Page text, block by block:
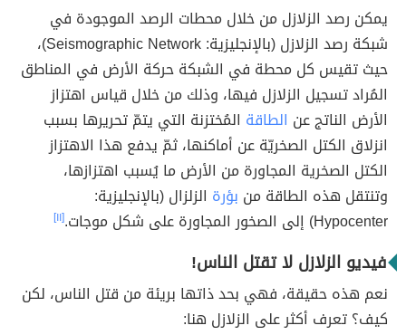
يمكن رصد الزلازل من خلال محطات الرصد الموجودة في
شبكة رصد الزلازل (بالإنجليزية: Seismographic Network)،
حيث تقيس كل محطة في الشبكة حركة الأرض في المناطق
المُراد تسجيل الزلازل فيها، وذلك من خلال قياس اهتزاز
الأرض الناتج عن الطاقة المُختزنة التي يتمّ تحريرها بسبب
انزلاق الكتل الصخريّة عن أماكنها، ثمّ يدفع هذا الاهتزاز
الكتل الصخرية المجاورة من الأرض ما يُسبب اهتزازها،
وتنتقل هذه الطاقة من بؤرة الزلزال (بالإنجليزية:
Hypocenter) إلى الصخور المجاورة على شكل موجات.
[١١]
فيديو الزلازل لا تقتل الناس!
نعم هذه حقيقة، فهي بحد ذاتها بريئة من قتل الناس، لكن
كيف؟ تعرف أكثر على الزلازل هنا: